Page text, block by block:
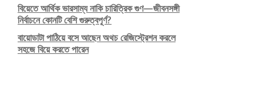
বিয়েতে আর্থিক ভারসাম্য নাকি চারিত্রিক গুণ—জীবনসঙ্গী
নির্বাচনে কোনটি বেশি গুরুত্বপূর্ণ?
বায়োডাটা পাঠিয়ে বসে আছেন অথচ রেজিস্ট্রেশন করলে
সহজে বিয়ে করতে পারেন